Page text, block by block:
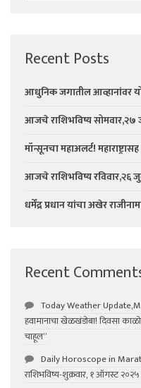
Recent Posts
आधुनिक जगातील आव्हानांवर
आजचे राशिभविष्य
मॉन्सूनचा महाअलर्ट!
आजचे राशिभविष्य रविवार,२६
धर्मेंद्र प्रधान यांचा अखेर
Recent
Today Weather
हवामानाचा खेळखंडोबा! दिवसा
चाहूल”
Daily Horoscope in
राशिभविष्य-शुक्रवार, १ ऑगस्ट २०२५